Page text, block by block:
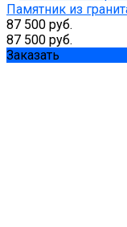
Памятник из
87 500 руб.
87 500 руб.
Заказать